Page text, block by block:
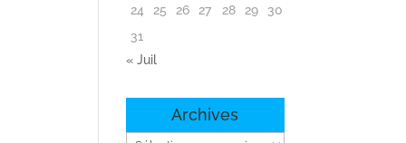
24
25 26 27 28 29
30
31
« Juil
Archives